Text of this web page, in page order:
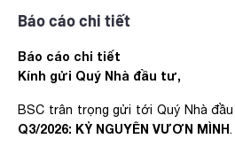
Báo cáo chi tiết
Báo cáo chi tiết
Kính gửi Quý Nhà đầu tư,
BSC trân trọng gửi tới Quý Nhà
Q3/2026: KỶ NGUYÊN VƯƠN MÌNH.